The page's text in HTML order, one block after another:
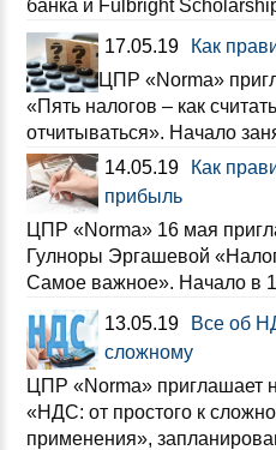
банка и Fulbright
17.05.19
Как
ЦПР «Norma»
«Пять налогов – как
отчитываться». Начало
14.05.19
Как
прибыль
ЦПР «Norma» 16 мая
Гулноры Эргашевой
Самое важное». Начало в
13.05.19
Все об
сложному
ЦПР «Norma» приглашает
«НДС: от простого к
применения»,